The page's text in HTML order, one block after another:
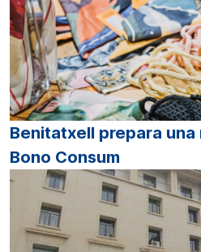
Benitatxell prepara
Bono Consum